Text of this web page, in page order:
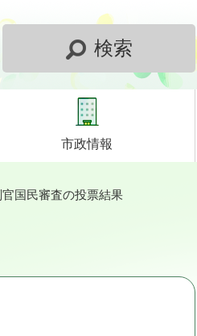
検索
市政情報
国民審査の投票結果